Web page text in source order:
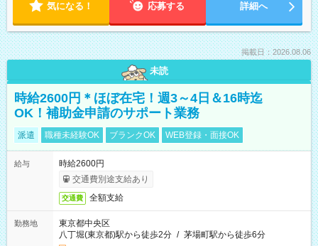
気になる！ 応募する 詳細へ
掲載日：2026.08.06
未読
時給2600円＊ほぼ在宅！週3～4日＆16時迄
OK！補助金申請のサポート業務
派遣 職種未経験OK ブランクOK WEB登録・面接OK
給与
時給2600円
交通費別途支給あり
交通費 全額支給
勤務地
東京都中央区
八丁堀(東京都)駅から徒歩2分 / 茅場町駅から徒歩6分